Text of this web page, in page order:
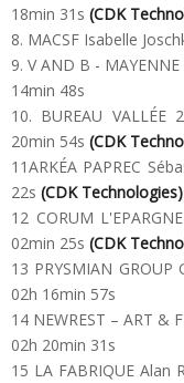
18min 31s (CDK
8. MACSF Isabelle
9. V AND B -
14min 48s
10. BUREAU
20min 54s (CDK
11ARKÉA PAPREC
22s (CDK Technologies)
12 CORUM
02min 25s (CDK
13 PRYSMIAN
02h 16min 57s
14 NEWREST – ART &
02h 20min 31s
15 LA FABRIQUE Alan